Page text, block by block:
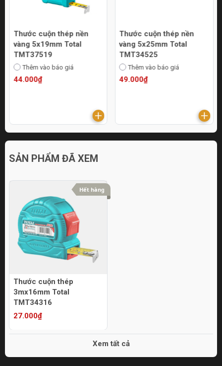
Thước cuộn thép nền
vàng 5x19mm Total
TMT37519
Thêm vào báo giá
44.000₫
Thước cuộn thép nền
vàng 5x25mm Total
TMT34525
Thêm vào báo giá
49.000₫
SẢN PHẨM ĐÃ XEM
Hết hàng
Thước cuộn thép
3mx16mm Total
TMT34316
27.000₫
Xem tất cả